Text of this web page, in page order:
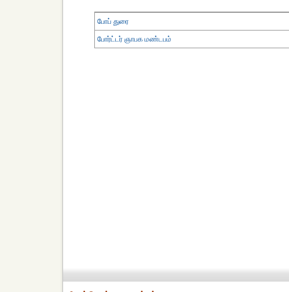
போப் துரை
போர்ட்டர் ஞாபக மண்டபம்